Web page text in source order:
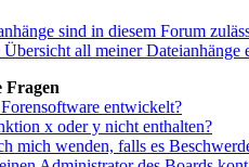
sind in diesem Forum
all meiner Dateianhänge
Fragen
entwickelt?
x oder y nicht enthalten?
mich wenden, falls es